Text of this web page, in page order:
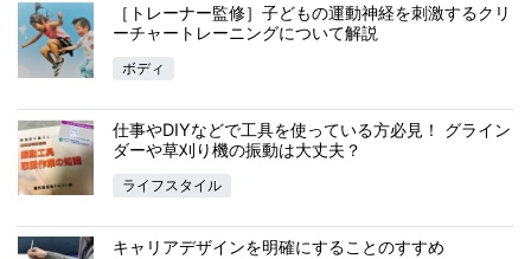
［トレーナー監修］子どもの運動神経を刺激するクリ
ーチャートレーニングについて解説
ボディ
仕事やDIYなどで工具を使っている方必見！ グライン
ダーや草刈り機の振動は大丈夫？
ライフスタイル
キャリアデザインを明確にすることのすすめ